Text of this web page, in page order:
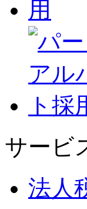
サービ
法人